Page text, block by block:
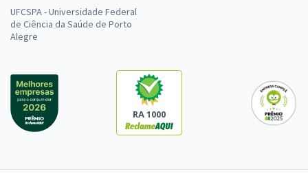
UFCSPA - Universidade Federal
de Ciência da Saúde de Porto
Alegre
RA 1000